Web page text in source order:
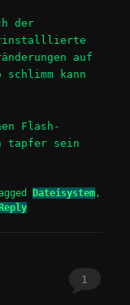
der
auf
kann
Flash-
tapfer sein
Dateisystem ,
1